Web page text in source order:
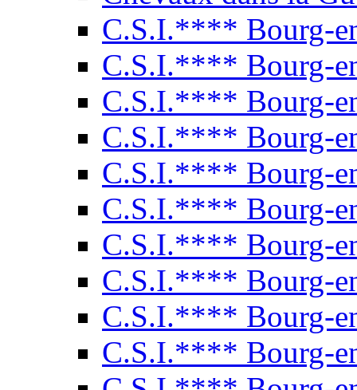
C.S.I.**** Bourg-
C.S.I.**** Bourg-
C.S.I.**** Bourg-
C.S.I.**** Bourg-
C.S.I.**** Bourg-
C.S.I.**** Bourg-
C.S.I.**** Bourg-
C.S.I.**** Bourg-
C.S.I.**** Bourg-
C.S.I.**** Bourg-